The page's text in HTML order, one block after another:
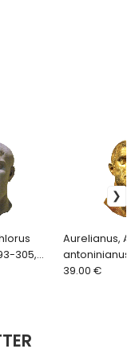
305,
Aurelianus, AE
antoninianus
275 , 3,66g
39.00 €